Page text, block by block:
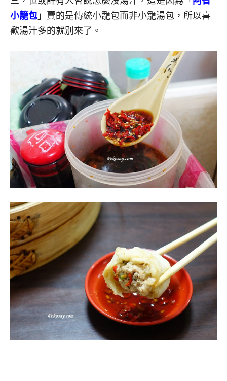
小籠包 」賣的是傳統小籠包而非小籠湯包，所以喜
歡湯汁多的就別來了。